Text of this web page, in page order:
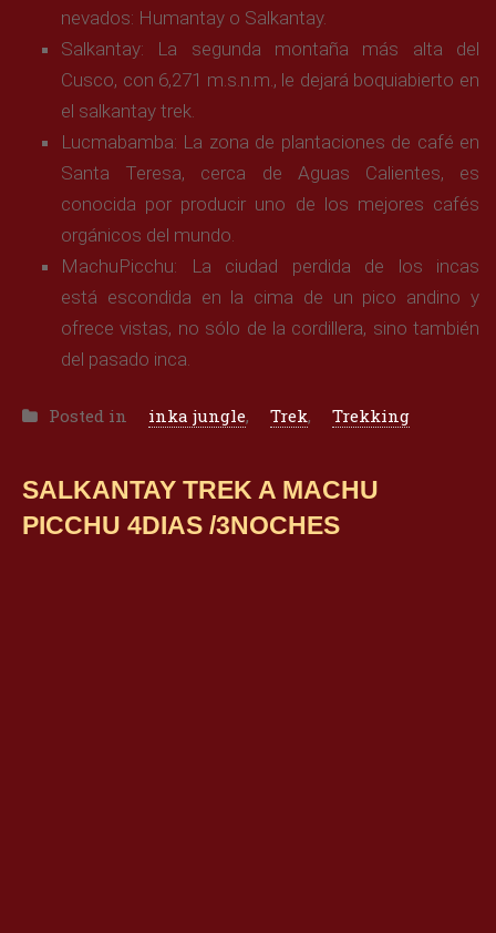
nevados: Humantay o Salkantay.
Salkantay: La segunda montaña más alta del
Cusco, con 6,271 m.s.n.m., le dejará boquiabierto en
el salkantay trek.
Lucmabamba: La zona de plantaciones de café en
Santa Teresa, cerca de Aguas Calientes, es
conocida por producir uno de los mejores cafés
orgánicos del mundo.
MachuPicchu: La ciudad perdida de los incas
está escondida en la cima de un pico andino y
ofrece vistas, no sólo de la cordillera, sino también
del pasado inca.
Posted in inka jungle, Trek, Trekking
SALKANTAY TREK A MACHU
PICCHU 4DIAS /3NOCHES